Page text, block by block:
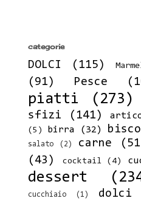
categorie
DOLCI (115)
(91)
Pesce
piatti
(273)
sfizi
(141)
(5)
birra (32)
salato
(2) carne
(43)
cocktail (4)
dessert
cucchiaio
(1)
dolci